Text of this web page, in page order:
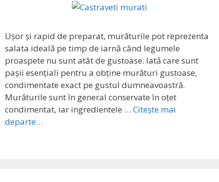
Ușor și rapid de preparat, murăturile pot reprezenta
salata ideală pe timp de iarnă când legumele
proaspete nu sunt atât de gustoase. Iată care sunt
pașii esențiali pentru a obține murături gustoase,
condimentate exact pe gustul dumneavoastră.
Murăturile sunt în general conservate în oțet
condimentat, iar ingredientele … Citește mai
departe…